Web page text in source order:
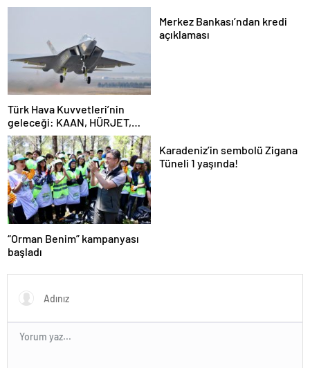
Türk Hava Kuvvetleri’nin
geleceği: KAAN, HÜRJET,
GÖKBEY ve HÜRKÜŞ
Merkez Bankası’ndan kredi
açıklaması
“Orman Benim” kampanyası
başladı
Karadeniz’in sembolü Zigana
Tüneli 1 yaşında!